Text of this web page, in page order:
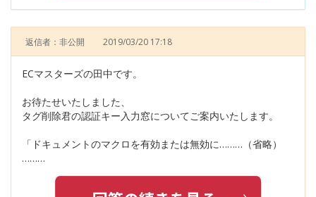
返信者：非公開 2019/03/20 17:18
ECマスターズの田中です。
お待たせいたしました、
タグ削除君の認証キー入力窓についてご案内いたします。
「ドキュメントのマクロを有効または無効に………（省略）
………